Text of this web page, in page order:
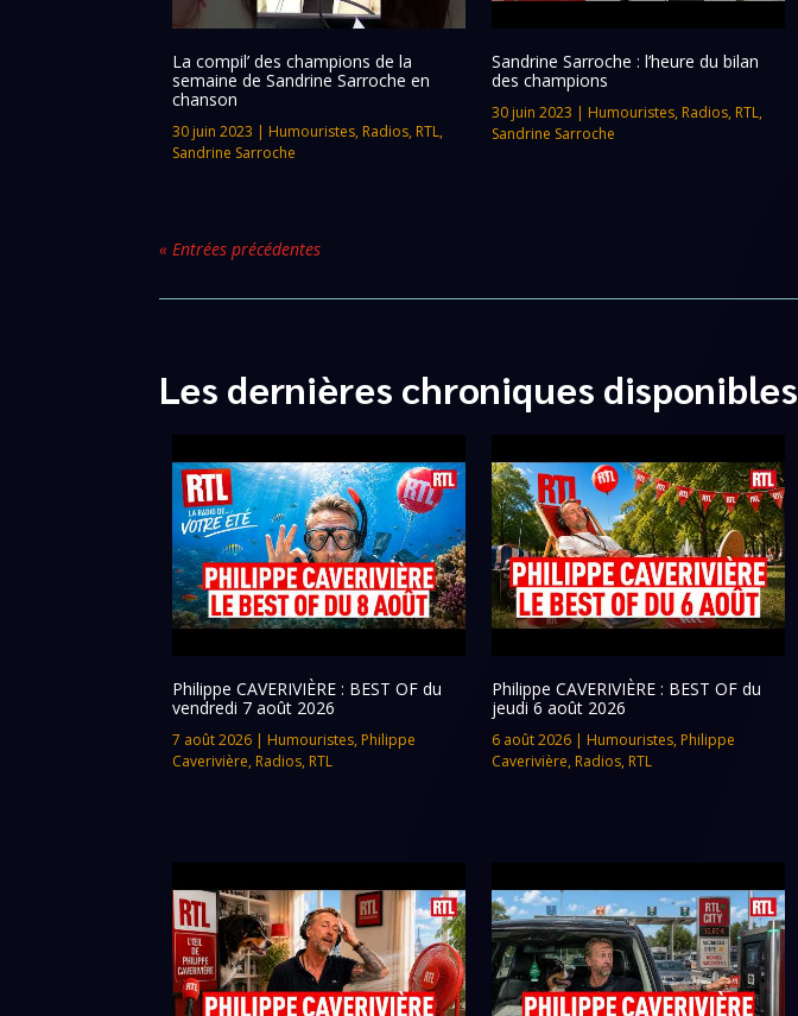
La compil’ des champions de la
semaine de Sandrine Sarroche en
chanson
30 juin 2023 | Humouristes, Radios, RTL,
Sandrine Sarroche
Sandrine Sarroche : l’heure du bilan
des champions
30 juin 2023 | Humouristes, Radios, RTL,
Sandrine Sarroche
« Entrées précédentes
Les dernières chroniques disponibles
Philippe CAVERIVIÈRE : BEST OF du
vendredi 7 août 2026
7 août 2026 | Humouristes, Philippe
Caverivière, Radios, RTL
Philippe CAVERIVIÈRE : BEST OF du
jeudi 6 août 2026
6 août 2026| Humouristes, Philippe
Caverivière, Radios, RTL